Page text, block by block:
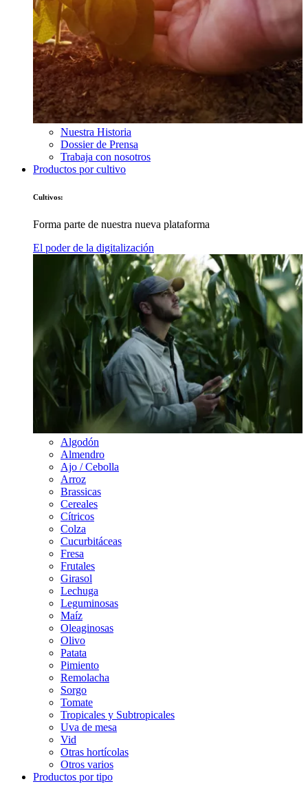
Nuestra Historia
Dossier de Prensa
Trabaja con nosotros
Productos por cultivo
Cultivos:
Forma parte de nuestra nueva plataforma
El poder de la digitalización
Algodón
Almendro
Ajo / Cebolla
Arroz
Brassicas
Cereales
Cítricos
Colza
Cucurbitáceas
Fresa
Frutales
Girasol
Lechuga
Leguminosas
Maíz
Oleaginosas
Olivo
Patata
Pimiento
Remolacha
Sorgo
Tomate
Tropicales y Subtropicales
Uva de mesa
Vid
Otras hortícolas
Otros varios
Productos por tipo